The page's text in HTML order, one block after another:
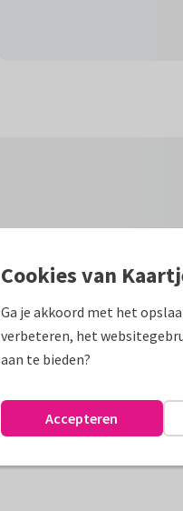
Cookies van
Ga je akkoord met het
verbeteren, het
aan te bieden?
Accepteren